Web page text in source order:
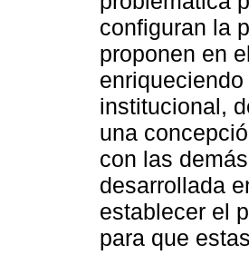
configuran la
proponen en
institucional,
una
con las
desarrollada
establecer el
para que